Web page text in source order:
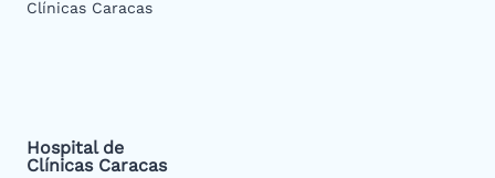
Hospital de
Clínicas Caracas